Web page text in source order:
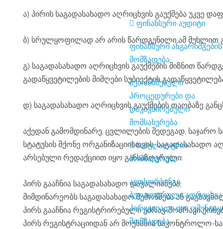
ფინანსური აუდიტი
ფინანსური ანგარიშგების
მომზადება
შეთანხმებული
პროცედურები და
დაკავშირებული
მომსახურება
საბუღალტრო
მომსახურება
აუთსორსინგი
ბუღალტრული აღრიცხვა
პირველადი დოკუმენტაციის
მომზადება
ა) პირის საგადასახადო აღრიცხვის გაუქმება უკვე
ბ) სრულყოფილად არ არის წარდგენილი ამ მუხლით
გ) საგადასახადო აღრიცხვის გაუქმების მიზნით წარდგენილი დოკუმენტაციით არ დასტურდება გადაწყვეტილების მიმღები პირის შესაბამისი უფლებამოსილება ან/და
გადაწყვეტილების მიმღები სუბიექტის
დ) საგადასახადო აღრიცხვის გაუქმების თაობაზე
აქედან გამომდინარე, ცვლილების შედეგად, საჯარო სამართლის იურიდიული პირისათვის, საბიუჯეტო ორგანიზაციისა და დიპლომატიური და მასთან გათანაბრებული
სტატუსის მქონე ორგანიზაციისთვის, საგადასახადო
არსებული რედაქციით იყო განსაზღვრული:
პირს გააჩნია საგადასახადო დავალიანება;
მიმდინარეობს საგადასახადო შემოწმება ან
პირს გააჩნია რეგისტრირებული უძრავ-მოძრავი
პირს რეგისტრაციიდან არ მოუხსნია საკონტროლო-